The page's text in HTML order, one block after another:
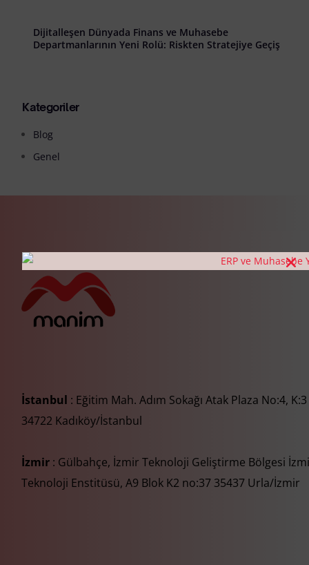
Dijitalleşen Dünyada Finans ve Muhasebe
Departmanlarının Yeni Rolü: Riskten Stratejiye Geçiş
Kategoriler
Blog
Genel
İstanbul : Eğitim Mah. Adım Sokağı Atak Plaza No:4,
34722 Kadıköy/İstanbul
İzmir : Gülbahçe, İzmir Teknoloji Geliştirme Bölgesi
Teknoloji Enstitüsü, A9 Blok K2 no:37 35437 Urla/İzmir